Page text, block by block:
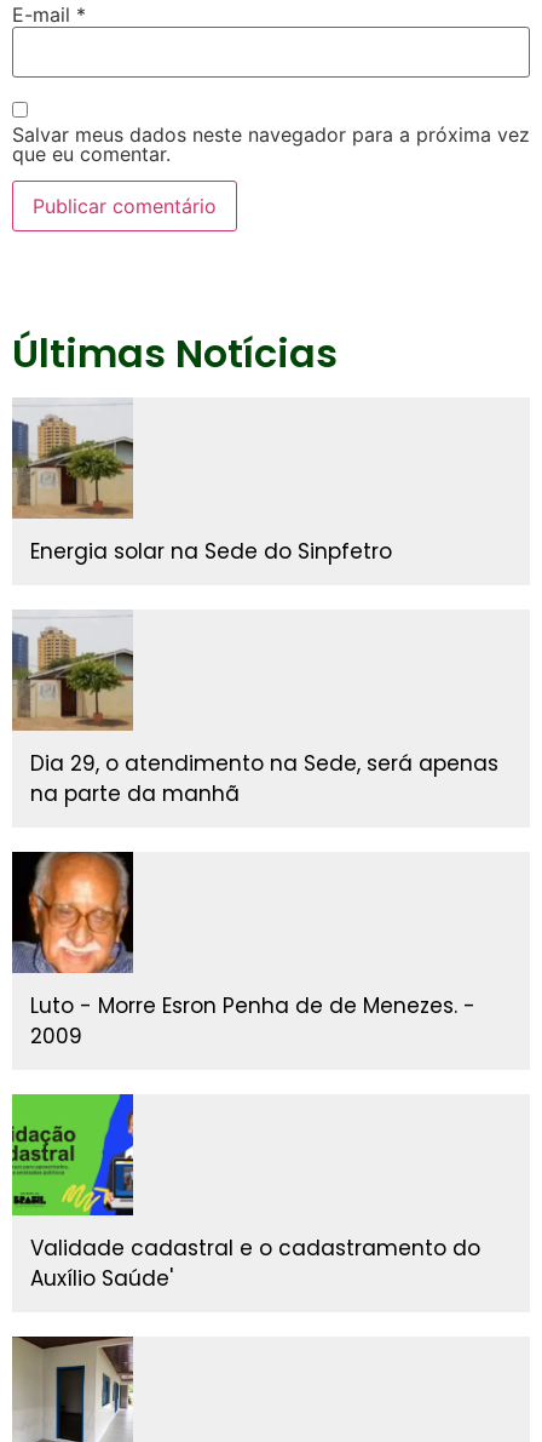
E-mail *
Salvar meus dados neste navegador para a próxima vez
que eu comentar.
Últimas Notícias
Energia solar na Sede do Sinpfetro
Dia 29, o atendimento na Sede, será apenas
na parte da manhã
Luto - Morre Esron Penha de de Menezes. -
2009
Validade cadastral e o cadastramento do
Auxílio Saúde'